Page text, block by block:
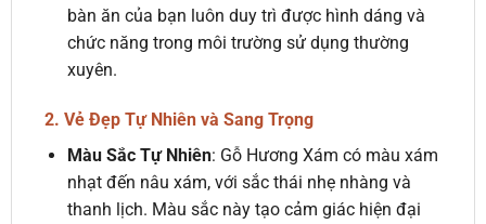
bàn ăn của bạn luôn duy trì được hình dáng và
chức năng trong môi trường sử dụng thường
xuyên.
2. Vẻ Đẹp Tự Nhiên và Sang Trọng
Màu Sắc Tự Nhiên: Gỗ Hương Xám có màu xám
nhạt đến nâu xám, với sắc thái nhẹ nhàng và
thanh lịch. Màu sắc này tạo cảm giác hiện đại